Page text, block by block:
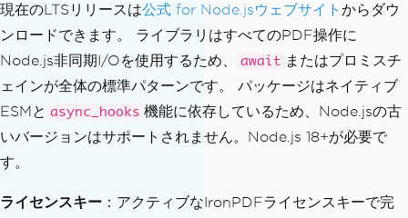
現在のLTSリリースは公式 for Node.jsウェブサイト からダウ
ンロードできます。 ライブラリはすべてのPDF操作に
Node.js非同期I/Oを使用するため、
await またはプロミスチ
ェインが全体の標準パターンです。 パッケージはネイティブ
ESMと async_hooks 機能に依存しているため、Node.jsの古
いバージョンはサポートされません。Node.js 18+が必要で
す。
ライセンスキー ：アクティブなIronPDFライセンスキーで完